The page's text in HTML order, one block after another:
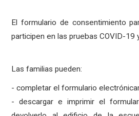
El formulario de consentimiento
participen en las pruebas COVID-19
Las familias pueden:
- completar el formulario
- descargar e imprimir el